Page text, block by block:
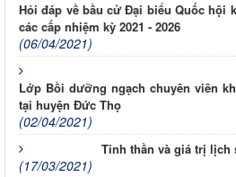
Hỏi đáp về bầu cử Đại biểu Quốc hội
các cấp nhiệm kỳ 2021 - 2026
(06/04/2021)
Lớp Bồi dưỡng ngạch chuyên viên
tại huyện Đức Thọ
(02/04/2021)
Tinh thần và giá trị lịch
(17/03/2021)